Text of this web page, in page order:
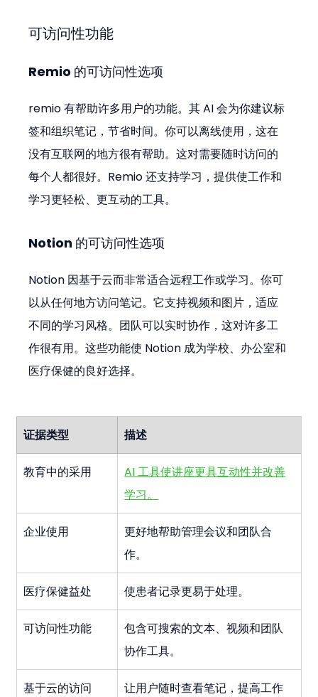
可访问性功能
Remio 的可访问性选项
remio 有帮助许多用户的功能。其 AI 会为你建议标
签和组织笔记，节省时间。你可以离线使用，这在
没有互联网的地方很有帮助。这对需要随时访问的
每个人都很好。Remio 还支持学习，提供使工作和
学习更轻松、更互动的工具。
Notion 的可访问性选项
Notion 因基于云而非常适合远程工作或学习。你可
以从任何地方访问笔记。它支持视频和图片，适应
不同的学习风格。团队可以实时协作，这对许多工
作很有用。这些功能使 Notion 成为学校、办公室和
医疗保健的良好选择。
证据类型 描述
教育中的采用
AI 工具使讲座更具互动性并改善
学习。
企业使用
更好地帮助管理会议和团队合
作。
医疗保健益处 使患者记录更易于处理。
可访问性功能
包含可搜索的文本、视频和团队
协作工具。
基于云的访问
让用户随时查看笔记，提高工作